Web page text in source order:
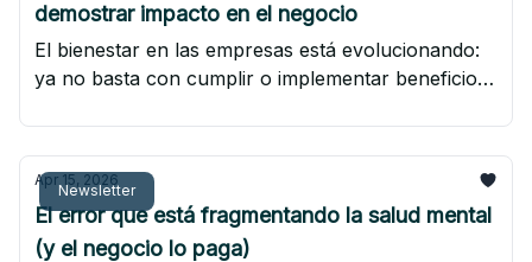
demostrar impacto en el negocio
El bienestar en las empresas está evolucionando:
ya no basta con cumplir o implementar beneficios
estrategia integral, conectada con indicadores de
negocio y con un ROI medible.
Newsletter
Apr 15, 2026
El error que está fragmentando la salud mental
(y el negocio lo paga)